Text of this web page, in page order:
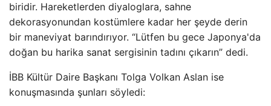
biridir. Hareketlerden diyaloglara, sahne
dekorasyonundan kostümlere kadar her şeyde derin
bir maneviyat barındırıyor. “Lütfen bu gece Japonya'da
doğan bu harika sanat sergisinin tadını çıkarın” dedi.
İBB Kültür Daire Başkanı Tolga Volkan Aslan ise
konuşmasında şunları söyledi: